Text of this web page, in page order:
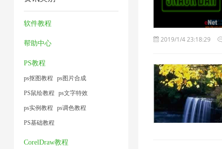
1
缩
1
软件教程
帮助中心
PS教程
ps抠图教程 ps图片合成
PS鼠绘教程 ps文字特效
ps实例教程 ps调色教程
PS基础教程
CorelDraw教程
2019/1/4 23:18:29